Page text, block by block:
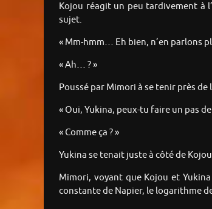
Kojou réagit un peu tardivement à
sujet.
« Mm-hmm… Eh bien, n’en parlons
« Ah… ? »
Poussé par Mimori à se tenir près
« Oui, Yukina, peux-tu faire un pas
« Comme ça ? »
Yukina se tenait juste à côté de
Mimori, voyant que Kojou et
constante de Napier, le logarithme